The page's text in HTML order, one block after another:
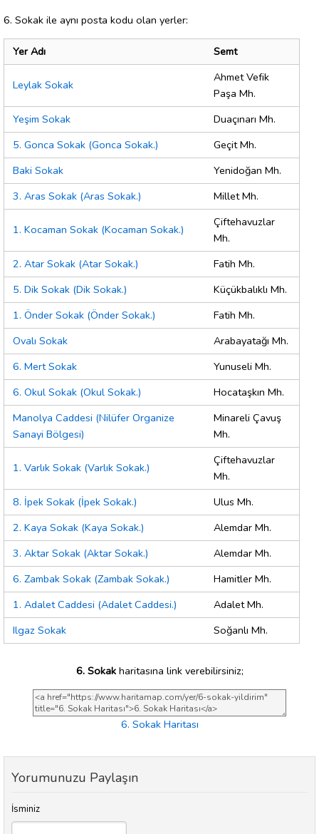
6. Sokak ile aynı posta kodu olan yerler:
Yer Adı Semt
Leylak Sokak
Ahmet Vefik
Paşa Mh.
Yeşim Sokak
Duaçınarı Mh.
5. Gonca Sokak (Gonca Sokak.)
Geçit Mh.
Baki Sokak
Yenidoğan Mh.
3. Aras Sokak (Aras Sokak.)
Millet Mh.
1. Kocaman Sokak (Kocaman Sokak.)
Çiftehavuzlar
Mh.
2. Atar Sokak (Atar Sokak.)
Fatih Mh.
5. Dik Sokak (Dik Sokak.)
Küçükbalıklı Mh.
1. Önder Sokak (Önder Sokak.)
Fatih Mh.
Ovalı Sokak
Arabayatağı Mh.
6. Mert Sokak
Yunuseli Mh.
6. Okul Sokak (Okul Sokak.)
Hocataşkın Mh.
Manolya Caddesi (Nilüfer Organize
Sanayi Bölgesi)
Minareli Çavuş
Mh.
1. Varlık Sokak (Varlık Sokak.)
Çiftehavuzlar
Mh.
8. İpek Sokak (İpek Sokak.)
Ulus Mh.
2. Kaya Sokak (Kaya Sokak.)
Alemdar Mh.
3. Aktar Sokak (Aktar Sokak.)
Alemdar Mh.
6. Zambak Sokak (Zambak Sokak.)
Hamitler Mh.
1. Adalet Caddesi (Adalet Caddesi.)
Adalet Mh.
Ilgaz Sokak
Soğanlı Mh.
6. Sokakharitasına link verebilirsiniz;
6. Sokak Haritası
Yorumunuzu Paylaşın
İsminiz